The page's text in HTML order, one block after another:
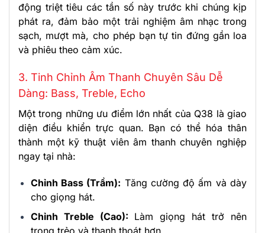
động triệt tiêu các tần số này trước khi chúng kịp
phát ra, đảm bảo một trải nghiệm âm nhạc trong
sạch, mượt mà, cho phép bạn tự tin đứng gần loa
và phiêu theo cảm xúc.
3. Tinh Chỉnh Âm Thanh Chuyên Sâu Dễ
Dàng: Bass, Treble, Echo
Một trong những ưu điểm lớn nhất của Q38 là giao
diện điều khiển trực quan. Bạn có thể hóa thân
thành một kỹ thuật viên âm thanh chuyên nghiệp
ngay tại nhà:
Chỉnh Bass (Trầm): Tăng cường độ ấm và dày
cho giọng hát.
Chỉnh Treble (Cao): Làm giọng hát trở nên